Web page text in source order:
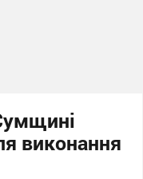
виконання